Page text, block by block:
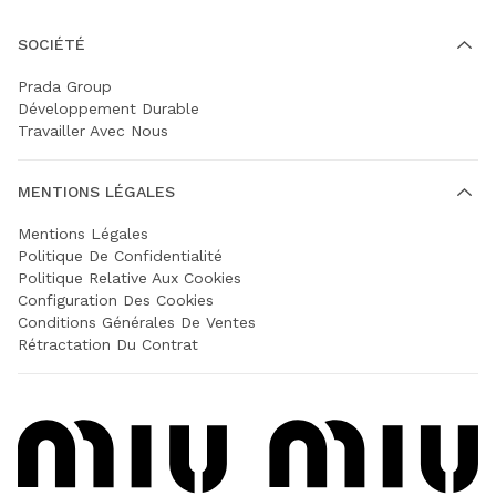
SOCIÉTÉ
Prada Group
Développement Durable
Travailler Avec Nous
MENTIONS LÉGALES
Mentions Légales
Politique De Confidentialité
Politique Relative Aux Cookies
Configuration Des Cookies
Conditions Générales De Ventes
Rétractation Du Contrat